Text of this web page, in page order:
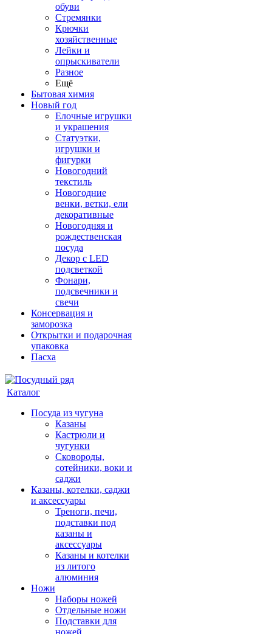
обуви
Стремянки
Крючки
хозяйственные
Лейки и
опрыскиватели
Разное
Ещё
Бытовая химия
Новый год
Елочные игрушки
и украшения
Статуэтки,
игрушки и
фигурки
Новогодний
текстиль
Новогодние
венки, ветки, ели
декоративные
Новогодняя и
рождественская
посуда
Декор с LED
подсветкой
Фонари,
подсвечники и
свечи
Консервация и
заморозка
Открытки и подарочная
упаковка
Пасха
Каталог
Посуда из чугуна
Казаны
Кастрюли и
чугунки
Сковороды,
сотейники, воки и
саджи
Казаны, котелки, саджи
и аксессуары
Треноги, печи,
подставки под
казаны и
аксессуары
Казаны и котелки
из литого
алюминия
Ножи
Наборы ножей
Отдельные ножи
Подставки для
ножей